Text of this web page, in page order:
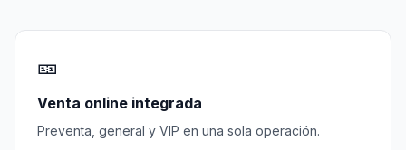
🎫
Venta online integrada
Preventa, general y VIP en una sola operación.